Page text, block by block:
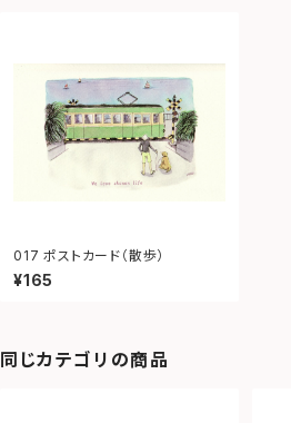
017 ポストカード（散歩）
¥165
同じカテゴリの商品